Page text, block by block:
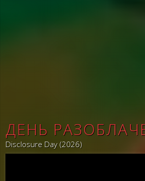
ДЕНЬ
Disclosure Day (2026)